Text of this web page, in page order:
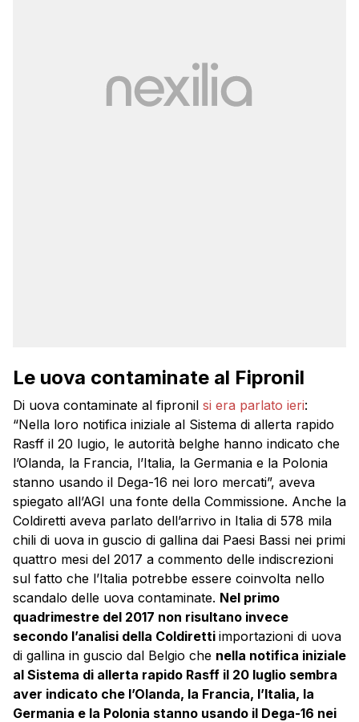
Le uova contaminate al Fipronil
Di uova contaminate al fipronil si era parlato ieri:
“Nella loro notifica iniziale al Sistema di allerta rapido
Rasff il 20 lugio, le autorità belghe hanno indicato che
l’Olanda, la Francia, l’Italia, la Germania e la Polonia
stanno usando il Dega-16 nei loro mercati”, aveva
spiegato all’AGI una fonte della Commissione. Anche la
Coldiretti aveva parlato dell’arrivo in Italia di 578 mila
chili di uova in guscio di gallina dai Paesi Bassi nei primi
quattro mesi del 2017 a commento delle indiscrezioni
sul fatto che l’Italia potrebbe essere coinvolta nello
scandalo delle uova contaminate. Nel primo
quadrimestre del 2017 non risultano invece
secondo l’analisi della Coldiretti importazioni di uova
di gallina in guscio dal Belgio che nella notifica iniziale
al Sistema di allerta rapido Rasff il 20 luglio sembra
aver indicato che l’Olanda, la Francia, l’Italia, la
Germania e la Polonia stanno usando il Dega-16 nei